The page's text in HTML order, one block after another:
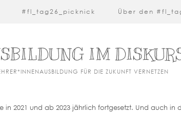
IM
FÜR DIE ZUKUNFT VERNETZEN
#fl_tag26_picknick Über den
in 2021 und ab 2023 jährlich fortgesetzt. Und auch